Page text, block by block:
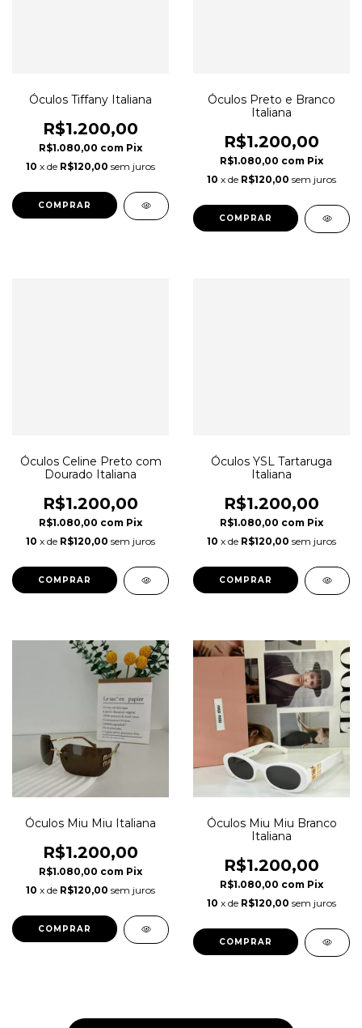
Óculos Tiffany Italiana
R$1.200,00
R$1.080,00 com Pix
10 x de R$120,00 sem juros
Óculos Preto e Branco
Italiana
R$1.200,00
R$1.080,00 com Pix
10 x de R$120,00 sem juros
Óculos Celine Preto com
Dourado Italiana
R$1.200,00
R$1.080,00 com Pix
10 x de R$120,00 sem juros
Óculos YSL Tartaruga
Italiana
R$1.200,00
R$1.080,00 com Pix
10 x de R$120,00 sem juros
Óculos Miu Miu Italiana
R$1.200,00
R$1.080,00 com Pix
10 x de R$120,00 sem juros
Óculos Miu Miu Branco
Italiana
R$1.200,00
R$1.080,00 com Pix
10 x de R$120,00 sem juros